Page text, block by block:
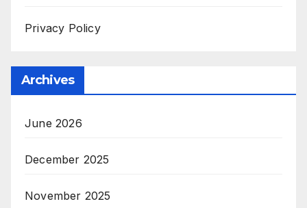
Privacy Policy
Archives
June 2026
December 2025
November 2025